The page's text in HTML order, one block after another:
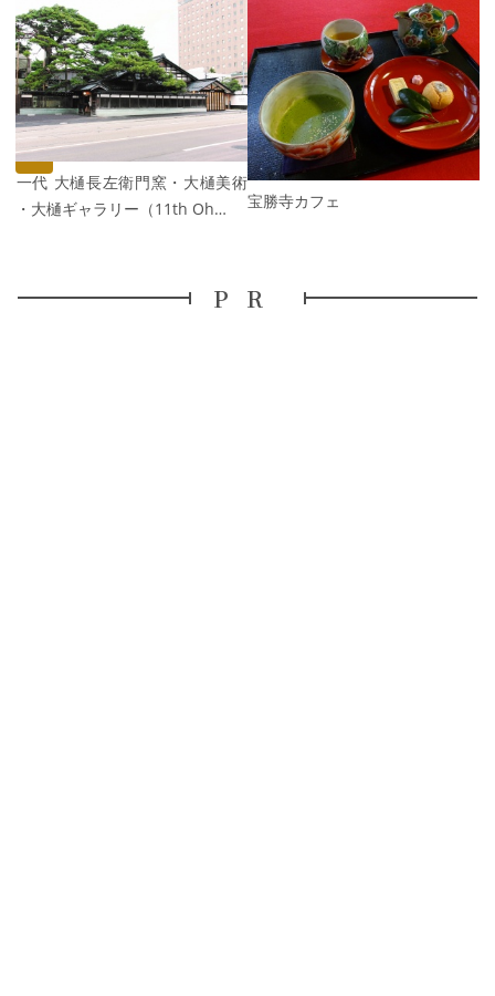
P
r
e
v
i
o
u
s
十一代 大樋長左衛門窯・大樋美術
館・大樋ギャラリー（11th Oh…
宝勝寺カフェ
N
e
x
t
PR